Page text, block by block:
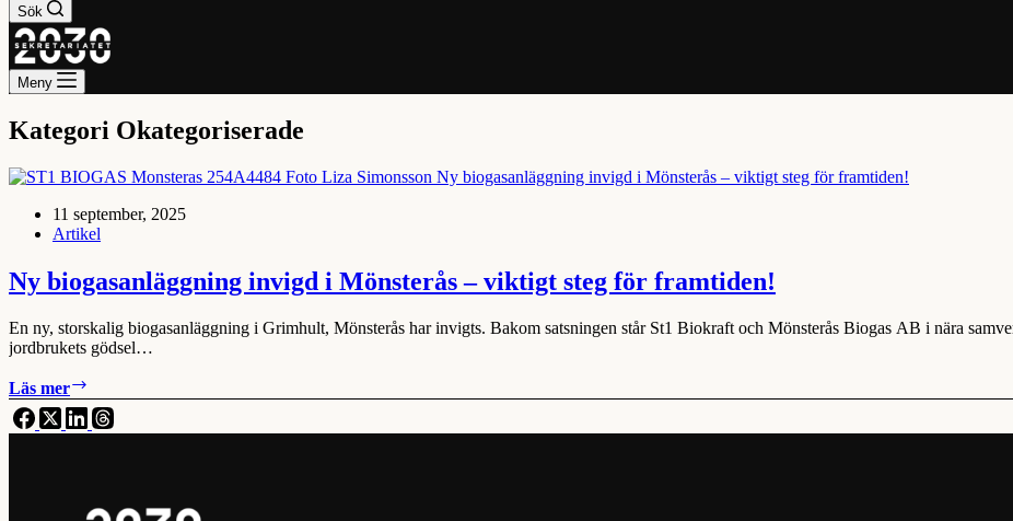
Sök
Meny
Kategori Okategoriserade
11 september, 2025
Artikel
Ny biogasanläggning invigd i Mönsterås – viktigt steg för framtiden!
En ny, storskalig biogasanläggning i Grimhult, Mönsterås har invigts. Bakom satsningen står St1 Biokraft och Mönsterås Biogas AB i nära
jordbrukets gödsel…
Läs mer
biogasanläggning
invigd